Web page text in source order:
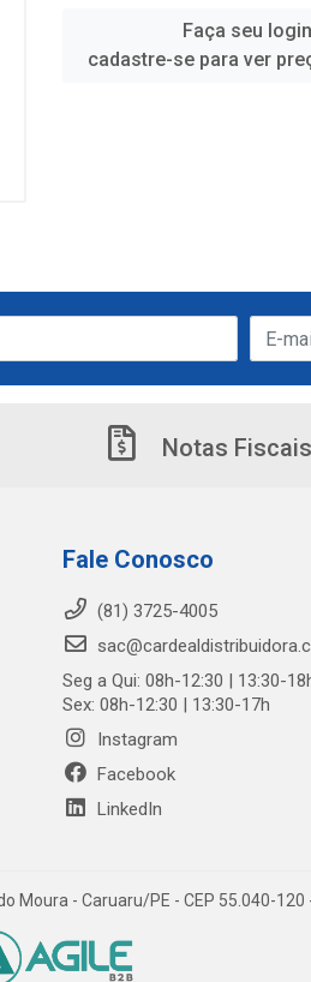
Faça seu
cadastre-se para ver
Notas Fiscais
Fale Conosco
(81) 3725-4005
Seg a Qui: 08h-12:30 | 13:30-
Sex: 08h-12:30 | 13:30-17h
Instagram
Facebook
LinkedIn
Moura - Caruaru/PE - CEP 55.040-